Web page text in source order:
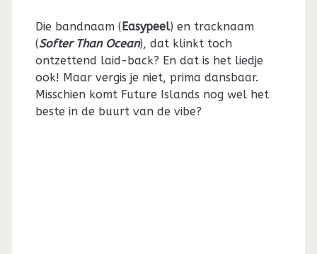
Die bandnaam (Easypeel) en tracknaam
(Softer Than Ocean), dat klinkt toch
ontzettend laid-back? En dat is het liedje
ook! Maar vergis je niet, prima dansbaar.
Misschien komt Future Islands nog wel het
beste in de buurt van de vibe?